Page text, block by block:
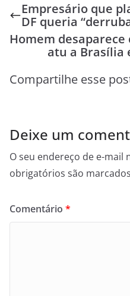
Empresário que
DF queria
Homem desaparece
atu a Brasília
Compartilhe esse
Deixe um
O seu endereço de e-mail
obrigatórios são
Comentário *